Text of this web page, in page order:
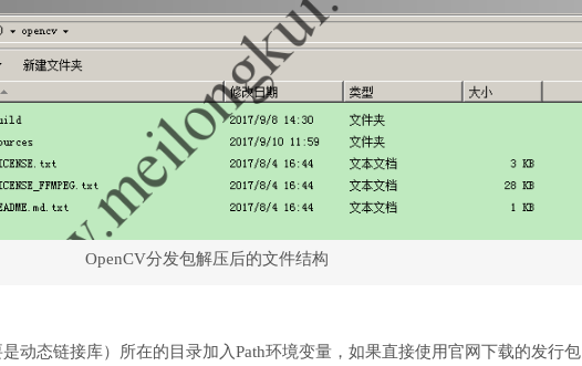
OpenCV分发包解压后的文件结构
动态链接库）所在的目录加入Path环境变量，如果直接使用官网下载的发行包